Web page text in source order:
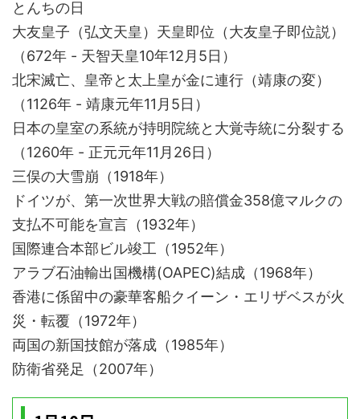
とんちの日
大友皇子（弘文天皇）天皇即位（大友皇子即位説）
（672年 - 天智天皇10年12月5日）
北宋滅亡、皇帝と太上皇が金に連行（靖康の変）
（1126年 - 靖康元年11月5日）
日本の皇室の系統が持明院統と大覚寺統に分裂する
（1260年 - 正元元年11月26日）
三俣の大雪崩（1918年）
ドイツが、第一次世界大戦の賠償金358億マルクの
支払不可能を宣言（1932年）
国際連合本部ビル竣工（1952年）
アラブ石油輸出国機構(OAPEC)結成（1968年）
香港に係留中の豪華客船クイーン・エリザベスが火
災・転覆（1972年）
両国の新国技館が落成（1985年）
防衛省発足（2007年）